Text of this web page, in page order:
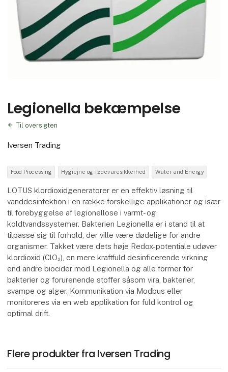
Legionella bekæmpelse
Til oversigten
Iversen Trading
Food Processing Hygiejne og fødevaresikkerhed Water and Energy
LOTUS klordioxidgeneratorer er en effektiv løsning til
vanddesinfektion i en række forskellige applikationer og især
til forebyggelse af legionellose i varmt- og
koldtvandssystemer. Bakterien Legionella er i stand til at
tilpasse sig til forhold, der ville være dødelige for andre
organismer. Takket være dets høje Redox-potentiale udøver
klordioxid (ClO₂), en mere kraftfuld desinficerende virkning
end andre biocider mod Legionella og alle former for
bakterier og forurenende stoffer såsom vira, bakterier,
svampe og alger. Kommunikation via Modbus eller
monitoreres via en web applikation for fuld kontrol og
optimal drift.
Flere produkter fra Iversen Trading